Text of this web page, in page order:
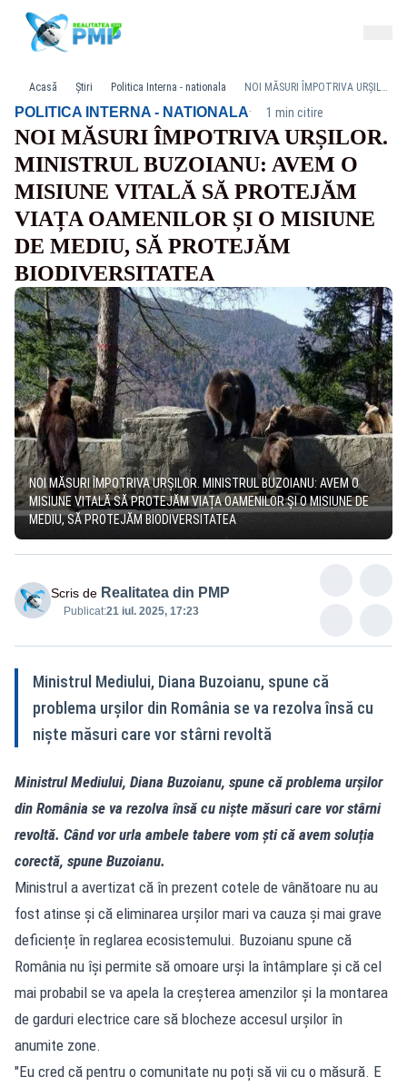
Acasă Știri Politica Interna - nationala NOI MĂSURI ÎMPOTRIVA URȘILOR. MINISTRUL BUZOIANU: AVEM O MISIUNE VITALĂ SĂ PROTEJĂM VIAȚA OAMENILOR ȘI O MISIUNE DE MEDIU, SĂ PROTEJĂM BIODIVERSITATEA
POLITICA INTERNA - NATIONALA· 1 min citire
NOI MĂSURI ÎMPOTRIVA URȘILOR.
MINISTRUL BUZOIANU: AVEM O
MISIUNE VITALĂ SĂ PROTEJĂM
VIAȚA OAMENILOR ȘI O MISIUNE
DE MEDIU, SĂ PROTEJĂM
BIODIVERSITATEA
NOI MĂSURI ÎMPOTRIVA URȘILOR. MINISTRUL BUZOIANU: AVEM O
MISIUNE VITALĂ SĂ PROTEJĂM VIAȚA OAMENILOR ȘI O MISIUNE DE
MEDIU, SĂ PROTEJĂM BIODIVERSITATEA
Scris de Realitatea din PMP
Publicat:21 iul. 2025, 17:23
Ministrul Mediului, Diana Buzoianu, spune că
problema urșilor din România se va rezolva însă cu
niște măsuri care vor stârni revoltă
Ministrul Mediului, Diana Buzoianu, spune că problema urșilor
din România se va rezolva însă cu niște măsuri care vor stârni
revoltă. Când vor urla ambele tabere vom ști că avem soluția
corectă, spune Buzoianu.
Ministrul a avertizat că în prezent cotele de vânătoare nu au
fost atinse și că eliminarea urșilor mari va cauza și mai grave
deficiențe în reglarea ecosistemului. Buzoianu spune că
România nu își permite să omoare urși la întâmplare și că cel
mai probabil se va apela la creșterea amenzilor și la montarea
de garduri electrice care să blocheze accesul urșilor în
anumite zone.
"Eu cred că pentru o comunitate nu poți să vii cu o măsură. E